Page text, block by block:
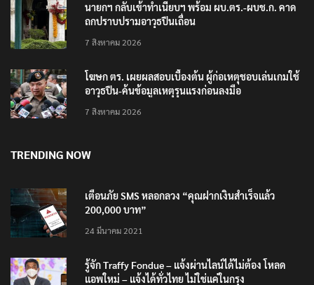
นายกฯ กลับเข้าทำเนียบฯ พร้อม ผบ.ตร.-ผบช.ก. คาด
ถกปราบปรามอาวุธปืนเถื่อน
7 สิงหาคม 2026
โฆษก ตร. เผยผลสอบเบื้องต้น ผู้ก่อเหตุชอบเล่นเกมใช้
อาวุธปืน-ค้นข้อมูลเหตุรุนแรงก่อนลงมือ
7 สิงหาคม 2026
TRENDING NOW
เตือนภัย SMS หลอกลวง “คุณฝากเงินสำเร็จแล้ว
200,000 บาท”
24 มีนาคม 2021
รู้จัก Traffy Fondue – แจ้งผ่านไลน์ได้ไม่ต้อง โหลด
แอพใหม่ – แจ้งได้ทั่วไทย ไม่ใช่แค่ในกรุง